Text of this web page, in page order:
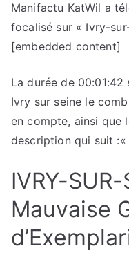
Manifactu KatWil a
focalisé sur « Ivry-
[embedded content]
La durée de
Ivry sur seine le
en compte, ainsi que
description qui suit :«
IVRY-SUR-
Mauvaise